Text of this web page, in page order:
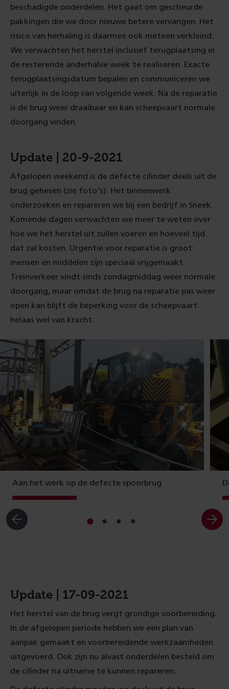
beschadigde onderdelen. Het gaat om gescheurde
pakkingen die we door nieuwe betere vervangen. Het
risico van herhaling is daarmee ook meteen verkleind.
We verwachten het herstel inclusief terugplaatsing in
de resterende anderhalve week te realiseren. Exacte
terugplaatsingsdatum bepalen en communiceren we
uiterlijk in de loop van volgende week. Na de reparatie
is de brug weer draaibaar en kan scheepvaart normale
doorgang vinden.
Update | 20-9-2021
Afgelopen weekend is de defecte cilinder deels uit de
brug gehesen (zie foto's). Het binnenwerk
onderzoeken en repareren we bij een bedrijf in Sneek.
Komende dagen verwachten we meer te weten over
hoe we het herstel uit zullen voeren en hoeveel tijd
dat zal kosten. Urgentie voor reparatie is groot:
mensen en middelen zijn speciaal vrijgemaakt.
Treinverkeer vindt sinds zondagmiddag weer normale
doorgang, maar omdat de brug na reparatie pas weer
open kan blijft de beperking voor de scheepvaart
helaas wel van kracht.
Aan het werk op de defecte spoorbrug
Ga
Ga
Ga
Ga
Update | 17-09-2021
Het herstel van de brug vergt grondige voorbereiding.
In de afgelopen periode hebben we een plan van
aanpak gemaakt en voorbereidende werkzaamheden
uitgevoerd. Ook zijn nu alvast onderdelen besteld om
de cilinder na uitname te kunnen repareren.